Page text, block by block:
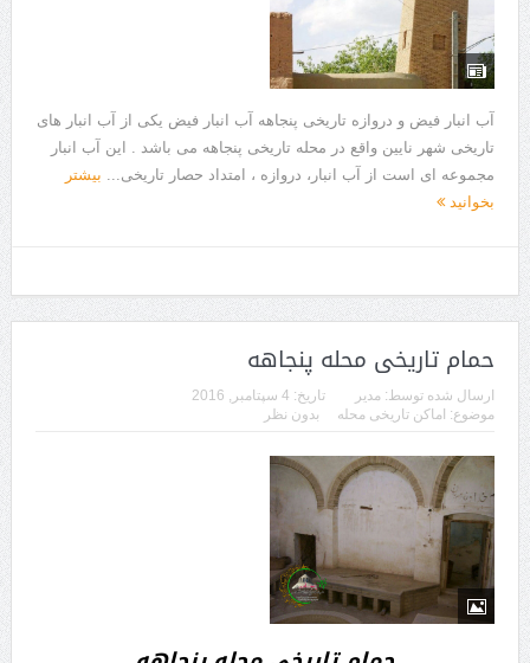
آب انبار فیض و دروازه تاریخی پنجاهه آب انبار فیض یکی از آب انبار های
تاریخی شهر نایین واقع در محله تاریخی پنجاهه می باشد . این آب انبار
مجموعه ای است از آب انبار، دروازه ، امتداد حصار تاریخی... بیشتر
بخوانید
حمام تاریخی محله پنجاهه
ارسال شده توسط: مدیر تاریخ: 4 سپتامبر, 2016
موضوع: اماکن تاریخی محله بدون نظر